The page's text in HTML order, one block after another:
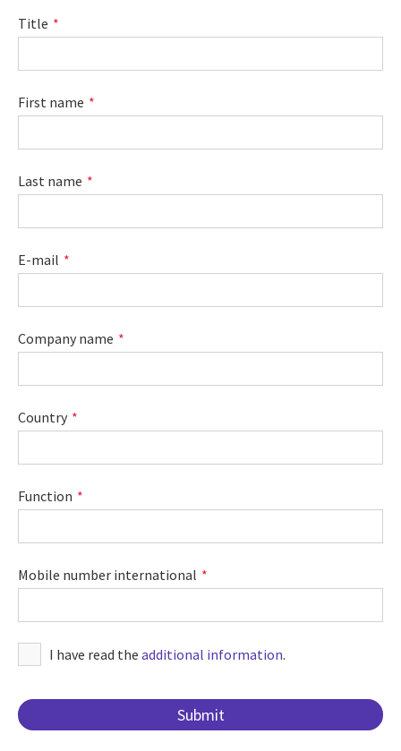
Title
First name
Last name
E-mail
Company name
Country
Function
Mobile number international
I have read the additional information.